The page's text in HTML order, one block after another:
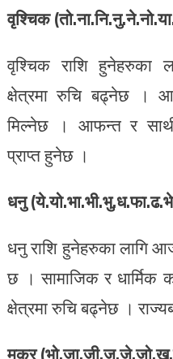
वृश्चिक
वृश्चिक राशि हुनेहरुका
क्षेत्रमा रुचि बढ्नेछ ।
मिल्नेछ । आफन्त र
प्राप्त हुनेछ ।
धनु
धनु राशि हुनेहरुका लागि
छ । सामाजिक र धार्मिक
क्षेत्रमा रुचि बढ्नेछ ।